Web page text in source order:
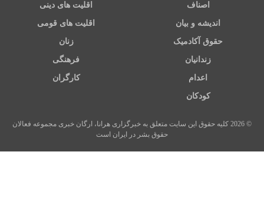
اصناف اقلیت های دینی
اندیشه و بیان اقلیت های قومی
حقوق آکادمیک زنان
زندانیان فرهنگی
اعدام کارگران
کودکان
© 2026 کلیه حقوق این سایت متعلق به خبرگزاری هرانا، ارگان خبری مجموعه فعالان
حقوق بشر در ایران است